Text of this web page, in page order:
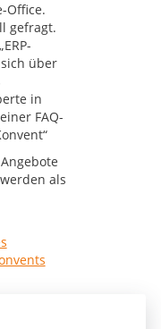
Office.
gefragt.
über
in
FAQ-
als